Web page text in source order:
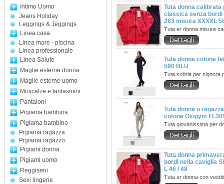
Intimo Uomo
Jeans Holiday
Leggings & Jeggings
Linea casa
Linea mare - piscina
Linea professionale
Linea Salute
Maglie esterne donna
Maglie esterne uomo
Minicalze e fantasmini
Pantaloni
Pigiama bambina
Pigiama bambino
Pigiama ragazza
Pigiama ragazzo
Pigiami donna
Pigiami uomo
Reggiseni
Sexi lingerie
Tuta donna
classica senza bordi
263 misura XXXXL
Tuta er donna misure
Tuta donna cotone
590 BLU
Tuta sobria per signora
Tuta donna o
cotone Oxigym
Tuta giovanissima per
Tuta donna
bordi nella caviglia
L 46 / 48
Tuta er donna con